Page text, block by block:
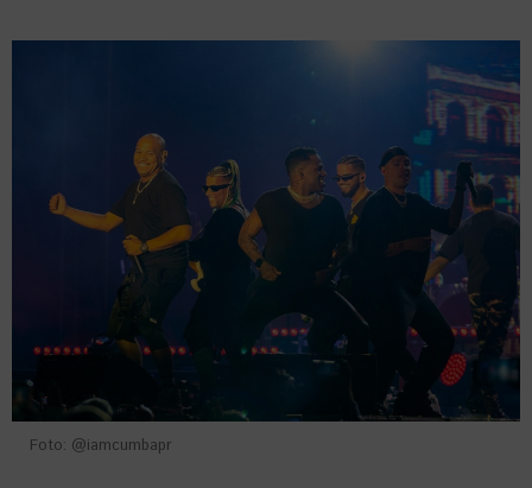
Foto: @iamcumbapr